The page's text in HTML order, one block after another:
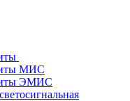
МИС
ЭМИС